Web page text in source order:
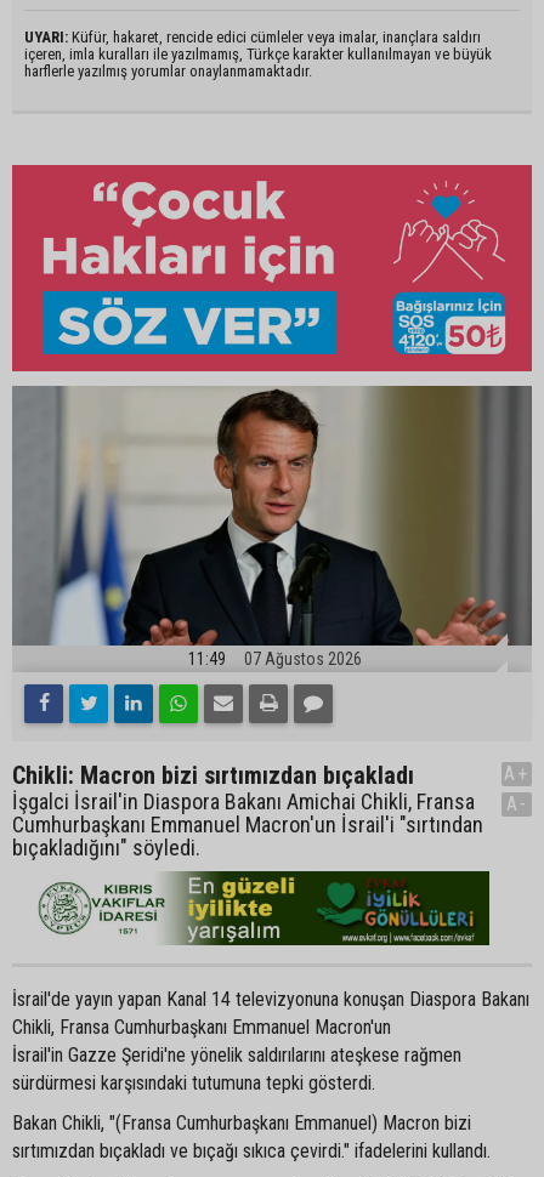
UYARI: Küfür, hakaret, rencide edici cümleler veya imalar, inançlara saldırı
içeren, imla kuralları ile yazılmamış, Türkçe karakter kullanılmayan ve büyük
harflerle yazılmış yorumlar onaylanmamaktadır.
11:49 07 Ağustos 2026
Chikli: Macron bizi sırtımızdan bıçakladı
İşgalci İsrail'in Diaspora Bakanı Amichai Chikli, Fransa
Cumhurbaşkanı Emmanuel Macron'un İsrail'i "sırtından
bıçakladığını" söyledi.
A+
A-
İsrail'de yayın yapan Kanal 14 televizyonuna konuşan Diaspora Bakanı
Chikli, Fransa Cumhurbaşkanı Emmanuel Macron'un
İsrail'in Gazze Şeridi'ne yönelik saldırılarını ateşkese rağmen
sürdürmesi karşısındaki tutumuna tepki gösterdi.
Bakan Chikli, "(Fransa Cumhurbaşkanı Emmanuel) Macron bizi
sırtımızdan bıçakladı ve bıçağı sıkıca çevirdi." ifadelerini kullandı.